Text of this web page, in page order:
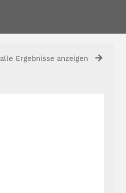
alle Ergebnisse anzeigen